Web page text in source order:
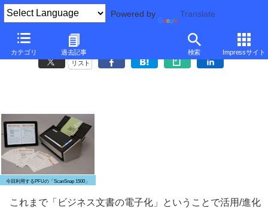
Powered by Translate
カテゴリ 過去記事 検索 Impressサイト
“自炊”のための「ドキュメントスキャナ再入門講座」
リスト
今回利用するPFUの「ScanSnap 1500」
これまで「ビジネス文書の電子化」ということで活用/進化